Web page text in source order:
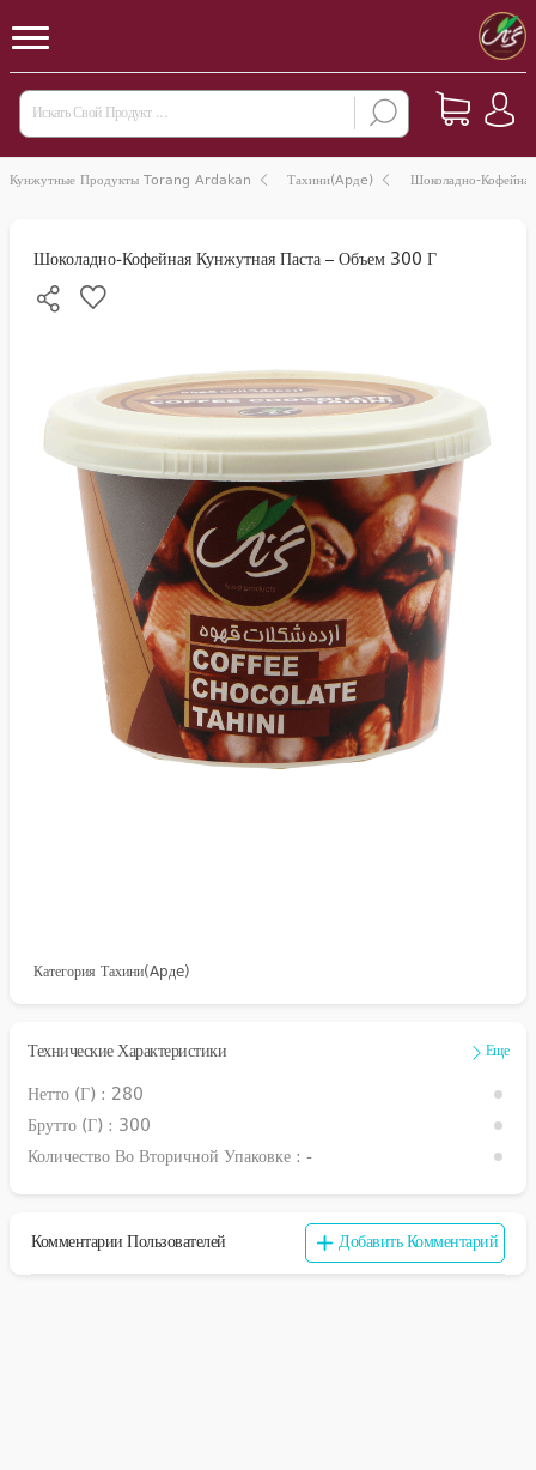
Кунжутные Продукты Torang Ardakan Тахини(Apдe) Шоколадно-
Шоколадно-Кофейная Кунжутная Паста – Объем 300 Г
Категория Тахини(Apдe)
Технические Характеристики Еще
Нетто (г) : 280
Брутто (г) : 300
Количество Во Вторичной Упаковке : -
Комментарии Пользователей Добавить Комментарий